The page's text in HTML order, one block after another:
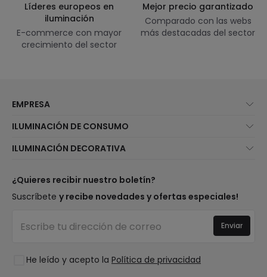
Líderes europeos en
iluminación
E-commerce con mayor
crecimiento del sector
Mejor precio garantizado
Comparado con las webs
más destacadas del sector
EMPRESA
Atención al cliente
Métodos de envío
¿Eres profesional?
Tiendas
Preguntas frecuentes
Iniciar sesión
ILUMINACIÓN DE CONSUMO
Marcas
Presupuestos
Iluminación para empresas
ILUMINACIÓN DECORATIVA
Top Marcas
Espacios
Colecciones
LoveYouGreen
¿Quieres recibir nuestro boletín?
Suscríbete y recibe novedades y ofertas especiales!
He leído y acepto la Política de privacidad
Enviar